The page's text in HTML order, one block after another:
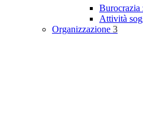
Burocrazia
Attività
Organizzazione 3